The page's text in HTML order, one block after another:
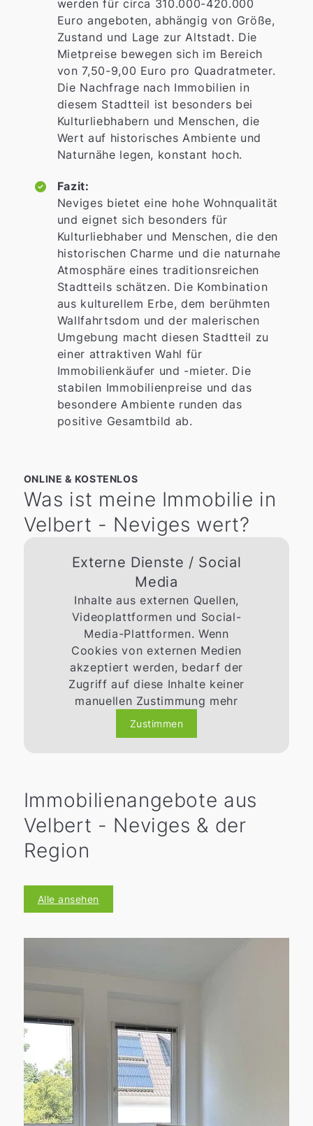
werden für circa 310.000-420.000
Euro angeboten, abhängig von Größe,
Zustand und Lage zur Altstadt. Die
Mietpreise bewegen sich im Bereich
von 7,50-9,00 Euro pro Quadratmeter.
Die Nachfrage nach Immobilien in
diesem Stadtteil ist besonders bei
Kulturliebhabern und Menschen, die
Wert auf historisches Ambiente und
Naturnähe legen, konstant hoch.
Fazit:
Neviges bietet eine hohe Wohnqualität
und eignet sich besonders für
Kulturliebhaber und Menschen, die den
historischen Charme und die naturnahe
Atmosphäre eines traditionsreichen
Stadtteils schätzen. Die Kombination
aus kulturellem Erbe, dem berühmten
Wallfahrtsdom und der malerischen
Umgebung macht diesen Stadtteil zu
einer attraktiven Wahl für
Immobilienkäufer und -mieter. Die
stabilen Immobilienpreise und das
besondere Ambiente runden das
positive Gesamtbild ab.
ONLINE & KOSTENLOS
Was ist meine Immobilie in
Velbert - Neviges wert?
Externe Dienste / Social
Media
Inhalte aus externen Quellen,
Videoplattformen und Social-
Media-Plattformen. Wenn
Cookies von externen Medien
akzeptiert werden, bedarf der
Zugriff auf diese Inhalte keiner
manuellen Zustimmung mehr
Zustimmen
Immobilienangebote aus
Velbert - Neviges & der
Region
Alle ansehen